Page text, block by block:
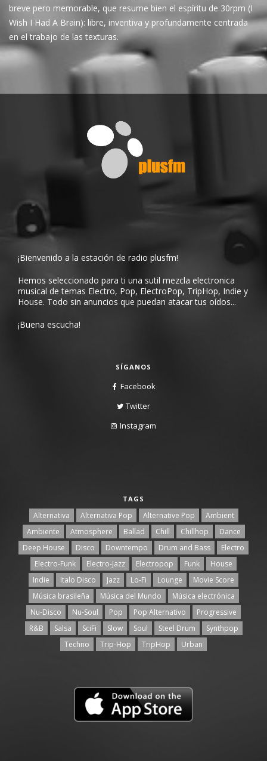
breve pero memorable, que resume bien el espíritu de 30rpm (I
Wish I Had A Brain): libre, inventiva y profundamente centrada
en el trabajo de las texturas.
¡Bienvenido a la estación de radio plusfm!
Hemos seleccionado para ti una sutil mezcla electronica
musical de temas Electro, Pop, ElectroPop, TripHop, Indie y
House. Todo sin anuncios que puedan atacar tus oídos...
¡Buena escucha!
SÍGANOS
Facebook
Twitter
Instagram
TAGS
Alternativa Alternativa Pop Alternative Pop
Ambient
Ambiente
Atmosphere Ballad Chill Chillhop
Dance
Deep House
Disco Downtempo Drum and Bass
Electro
Electro-Funk
Electro-Jazz Electropop Funk
House
Indie
Italo Disco Jazz Lo-Fi Lounge
Movie Score
Música brasileña
Música del Mundo
Música electrónica
Nu-Disco
Nu-Soul Pop Pop Alternativo
Progressive
R&B
Salsa SciFi Slow Soul Steel Drum
Synthpop
Techno
Trip-Hop TripHop Urban